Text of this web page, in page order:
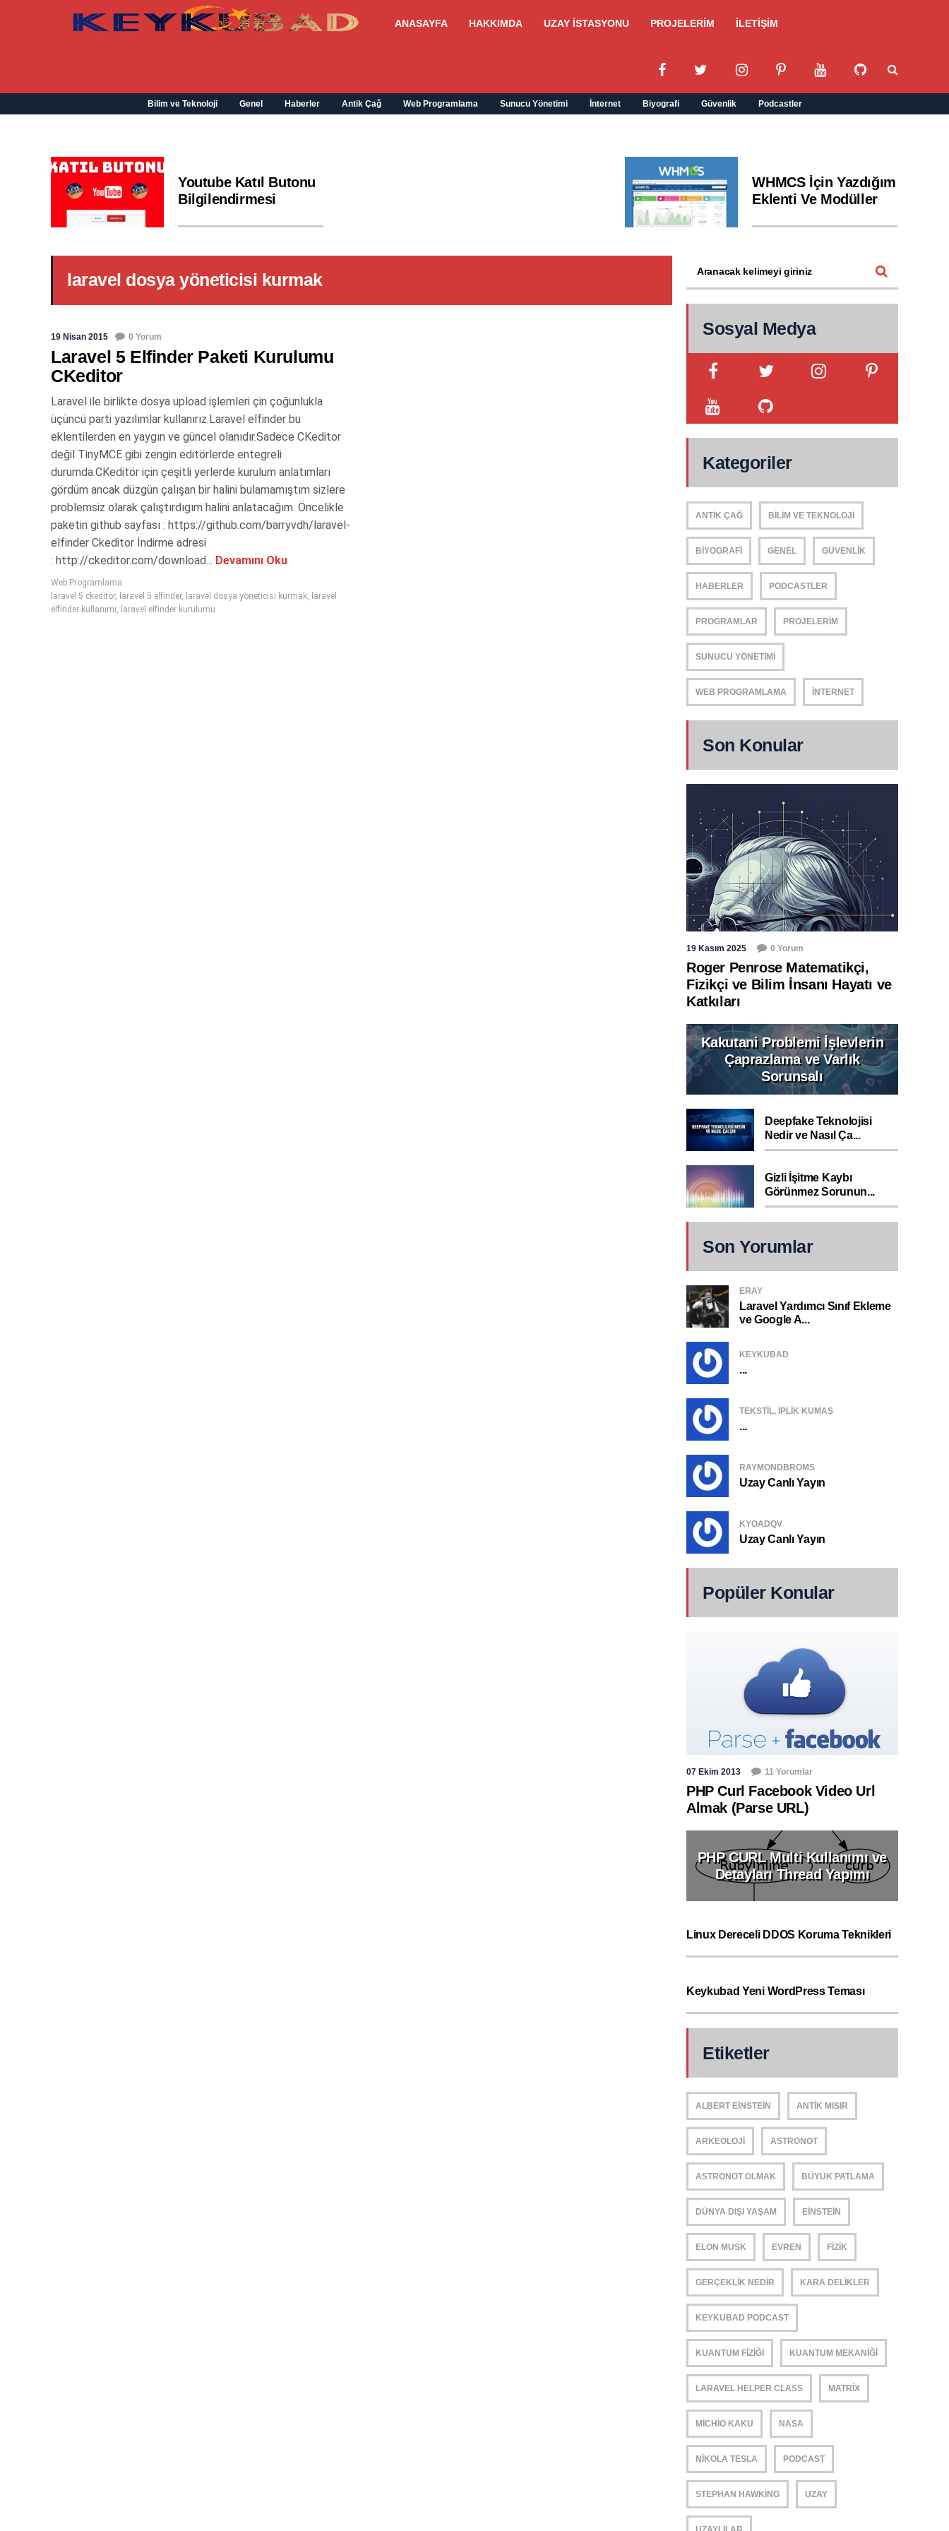
ANASAYFA HAKKIMDA UZAY İSTASYONU PROJELERİM İLETİŞİM
Bilim ve Teknoloji Genel Haberler Antik Çağ Web Programlama Sunucu Yönetimi İnternet Biyografi Güvenlik Podcastler
Youtube Katıl Butonu
Bilgilendirmesi
WHMCS İçin Yazdığım
Eklenti Ve Modüller
laravel dosya yöneticisi kurmak
19 Nisan 2015 0 Yorum
Laravel 5 Elfinder Paketi Kurulumu
CKeditor
Laravel ile birlikte dosya upload işlemleri çin çoğunlukla
üçüncü parti yazılımlar kullanırız.Laravel elfinder bu
eklentilerden en yaygın ve güncel olanıdır.Sadece CKeditor
değil TinyMCE gibi zengin editörlerde entegreli
durumda.CKeditör için çeşitli yerlerde kurulum anlatımları
gördüm ancak düzgün çalışan bir halini bulamamıştım sizlere
problemsiz olarak çalıştırdıgım halini anlatacağım. Öncelikle
paketin github sayfası : https://github.com/barryvdh/laravel-
elfinder Ckeditor İndirme adresi
: http://ckeditor.com/download... Devamını Oku
Web Programlama
laravel 5 ckeditör, laravel 5 elfinder, laravel dosya yöneticisi kurmak, laravel
elfinder kullanımı, laravel elfinder kurulumu
Sosyal Medya
Kategoriler
ANTIK ÇAĞ BILIM VE TEKNOLOJI
BIYOGRAFI GENEL GÜVENLIK
HABERLER PODCASTLER
PROGRAMLAR PROJELERIM
SUNUCU YÖNETIMI
WEB PROGRAMLAMA İNTERNET
Son Konular
19 Kasım 2025 0 Yorum
Roger Penrose Matematikçi,
Fizikçi ve Bilim İnsanı Hayatı ve
Katkıları
Kakutani Problemi İşlevlerin
Çaprazlama ve Varlık
Sorunsalı
Deepfake Teknolojisi
Nedir ve Nasıl Ça...
Gizli İşitme Kaybı
Görünmez Sorunun...
Son Yorumlar
ERAY
Laravel Yardımcı Sınıf Ekleme
ve Google A...
KEYKUBAD
...
TEKSTIL, IPLIK KUMAŞ
...
RAYMONDBROMS
Uzay Canlı Yayın
KYOADQV
Uzay Canlı Yayın
Popüler Konular
07 Ekim 2013 11 Yorumlar
PHP Curl Facebook Video Url
Almak (Parse URL)
PHP CURL Multi Kullanımı ve
Detayları Thread Yapımı
Linux Dereceli DDOS Koruma Teknikleri
Keykubad Yeni WordPress Teması
Etiketler
ALBERT EINSTEIN ANTIK MISIR
ARKEOLOJI ASTRONOT
ASTRONOT OLMAK BÜYÜK PATLAMA
DÜNYA DIŞI YAŞAM EINSTEIN
ELON MUSK EVREN FIZIK
GERÇEKLIK NEDIR KARA DELIKLER
KEYKUBAD PODCAST
KUANTUM FIZIĞI KUANTUM MEKANIĞI
LARAVEL HELPER CLASS MATRIX
MICHIO KAKU NASA
NIKOLA TESLA PODCAST
STEPHAN HAWKING UZAY